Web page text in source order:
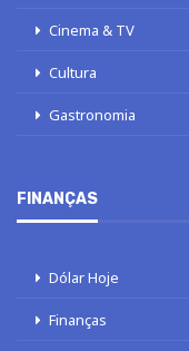
Cinema & TV
Cultura
Gastronomia
FINANÇAS
Dólar Hoje
Finanças